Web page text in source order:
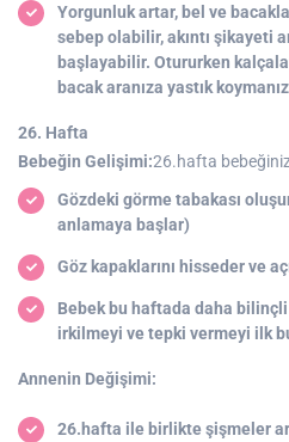
Yorgunluk artar, bel ve
sebep olabilir, akıntı şikayeti
başlayabilir. Otururken
bacak aranıza yastık
26. Hafta
Bebeğin Gelişimi:26.hafta bebeğiniz
Gözdeki görme tabakası
anlamaya başlar)
Göz kapaklarını hisseder ve
Bebek bu haftada daha
irkilmeyi ve tepki vermeyi ilk
Annenin Değişimi:
26.hafta ile birlikte şişmeler